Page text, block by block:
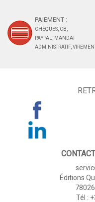
PAIEMENT :
CHÈQUES, CB,
PAYPAL, MANDAT
ADMINISTRATIF,
Éditions
Tél :